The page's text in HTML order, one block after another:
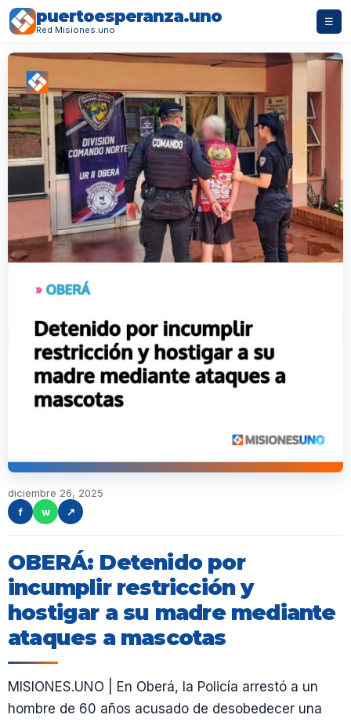
puertoesperanza.uno
Red Misiones.uno
☰
diciembre 26, 2025
f
w ↗
OBERÁ: Detenido por
incumplir restricción y
hostigar a su madre mediante
ataques a mascotas
MISIONES.UNO | En Oberá, la Policía arrestó a un
hombre de 60 años acusado de desobedecer una